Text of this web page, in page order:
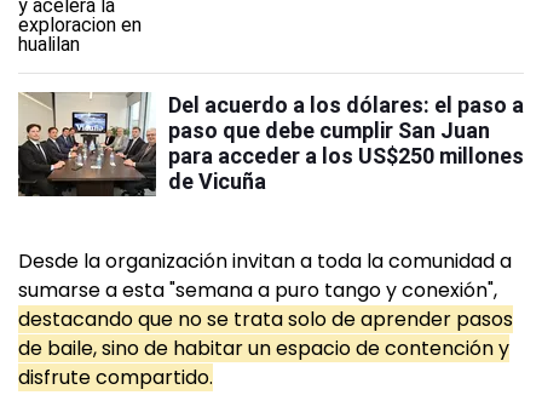
Del acuerdo a los dólares: el paso a
paso que debe cumplir San Juan
para acceder a los US$250 millones
de Vicuña
Desde la organización invitan a toda la comunidad a
sumarse a esta "semana a puro tango y conexión",
destacando que no se trata solo de aprender pasos
de baile, sino de habitar un espacio de contención y
disfrute compartido.